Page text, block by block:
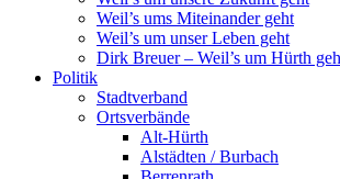
Weil’s ums Miteinander geht
Weil’s um unser Leben geht
Dirk Breuer – Weil’s um Hürth
Politik
Stadtverband
Ortsverbände
Alt-Hürth
Alstädten / Burbach